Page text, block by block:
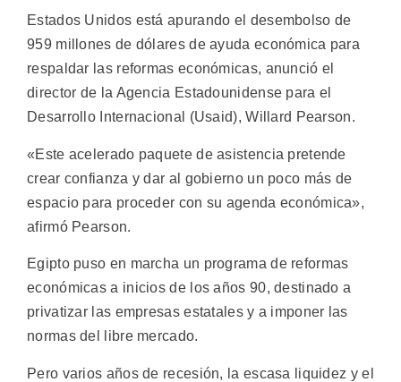
Estados Unidos está apurando el desembolso de
959 millones de dólares de ayuda económica para
respaldar las reformas económicas, anunció el
director de la Agencia Estadounidense para el
Desarrollo Internacional (Usaid), Willard Pearson.
«Este acelerado paquete de asistencia pretende
crear confianza y dar al gobierno un poco más de
espacio para proceder con su agenda económica»,
afirmó Pearson.
Egipto puso en marcha un programa de reformas
económicas a inicios de los años 90, destinado a
privatizar las empresas estatales y a imponer las
normas del libre mercado.
Pero varios años de recesión, la escasa liquidez y el